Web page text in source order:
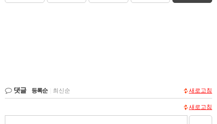
댓글 등록순 최신순 새로고침
새로고침